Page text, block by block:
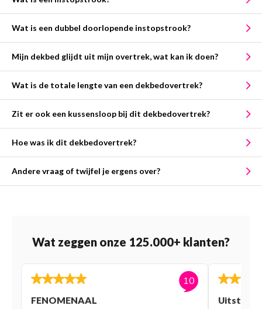
Wat is een dubbel doorlopende instopstrook?
Mijn dekbed glijdt uit mijn overtrek, wat kan ik doen?
Wat is de totale lengte van een dekbedovertrek?
Zit er ook een kussensloop bij dit dekbedovertrek?
Hoe was ik dit dekbedovertrek?
Andere vraag of twijfel je ergens over?
Wat zeggen onze 125.000+ klanten?
10
FENOMENAAL